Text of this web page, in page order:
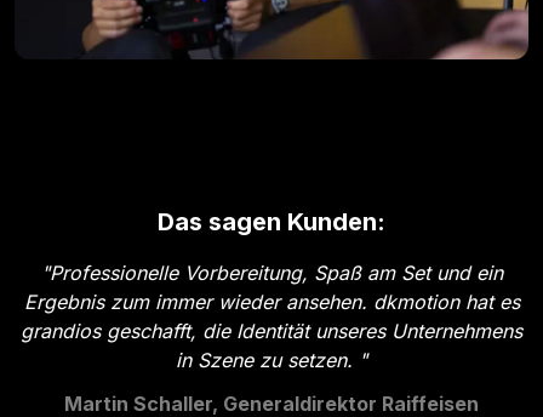
Das sagen Kunden:
"Professionelle Vorbereitung, Spaß am Set und ein
Ergebnis zum immer wieder ansehen. dkmotion hat es
grandios geschafft, die Identität unseres Unternehmens
in Szene zu setzen. "
Martin Schaller, Generaldirektor Raiffeisen